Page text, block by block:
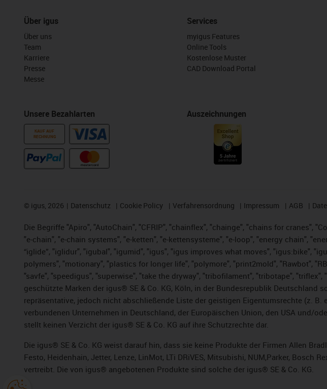
Über igus
Über uns
Team
Karriere
Presse
Messe
Unsere Bezahlarten
KAUF AUF
RECHNUNG
Services
myigus Features
Online Tools
Kostenlose Muster
CAD Download Portal
Auszeichnungen
© igus, 2026 Datenschutz Cookie Policy Verfahrensordnung Impressum AGB
Die Begriffe "Apiro", "AutoChain", "CFRIP", "chainflex", "chainge", "chains for cranes",
"e-chain", "e-chain systems", "e-ketten", "e-kettensysteme", "e-loop", "energy chain",
“iglide”, "iglidur", "igubal", "igumid", "igus", "igus improves what moves", "igus:bike",
polymers", "motionary", "plastics for longer life", "polymore", "print2mold", "Rawbot",
"savfe", "speedigus", "superwise", "take the dryway", "tribofilament", "tribotape",
geschützte Marken der igus® SE & Co. KG, Köln, in der Bundesrepublik
repräsentative, jedoch nicht abschließende Liste der geistigen Eigentumsrechte (z.
verbundenen Unternehmen in Deutschland, der Europäischen Union, den USA und/
stellt keinen Verzicht der igus® SE & Co. KG auf ihre Schutzrechte dar.
Die igus® SE & Co. KG weist darauf hin, dass sie keine Produkte der Firmen Allen
Festo, Heidenhain, Jetter, Lenze, LinMot, LTi DRiVES, Mitsubishi, NUM,Parker, Bosch
vertreibt. Die von igus® angebotenen Produkte sind solche der igus® SE & Co. KG.